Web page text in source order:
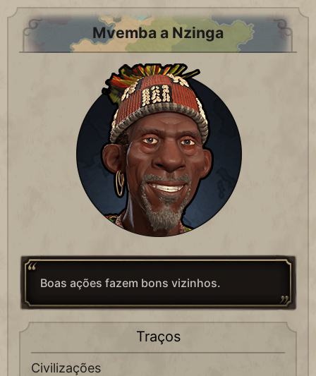
Mvemba a Nzinga
Boas ações fazem bons vizinhos.
Traços
Civilizações